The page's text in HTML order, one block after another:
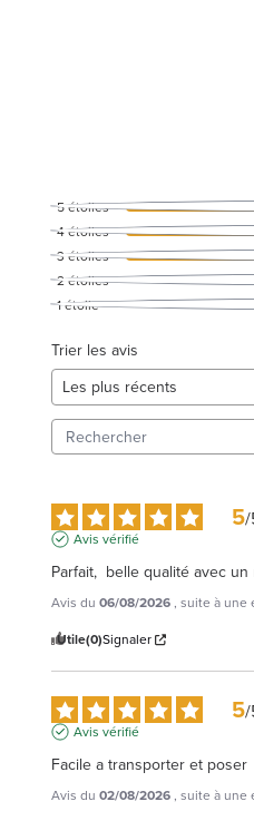
5étoiles
4étoiles
3 étoiles
2étoiles
1étoile
Trier les avis
5/
Avis vérifié
Parfait,  belle qualité avec
Avis du 06/08/2026, suite à une
Utile(0)Signaler
5/
Avis vérifié
Facile a transporter et poser
Avis du 02/08/2026, suite à une